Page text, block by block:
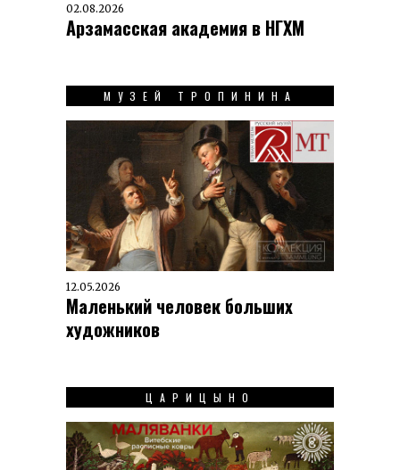
02.08.2026
Арзамасская академия в НГХМ
МУЗЕЙ ТРОПИНИНА
12.05.2026
Маленький человек больших
художников
ЦАРИЦЫНО